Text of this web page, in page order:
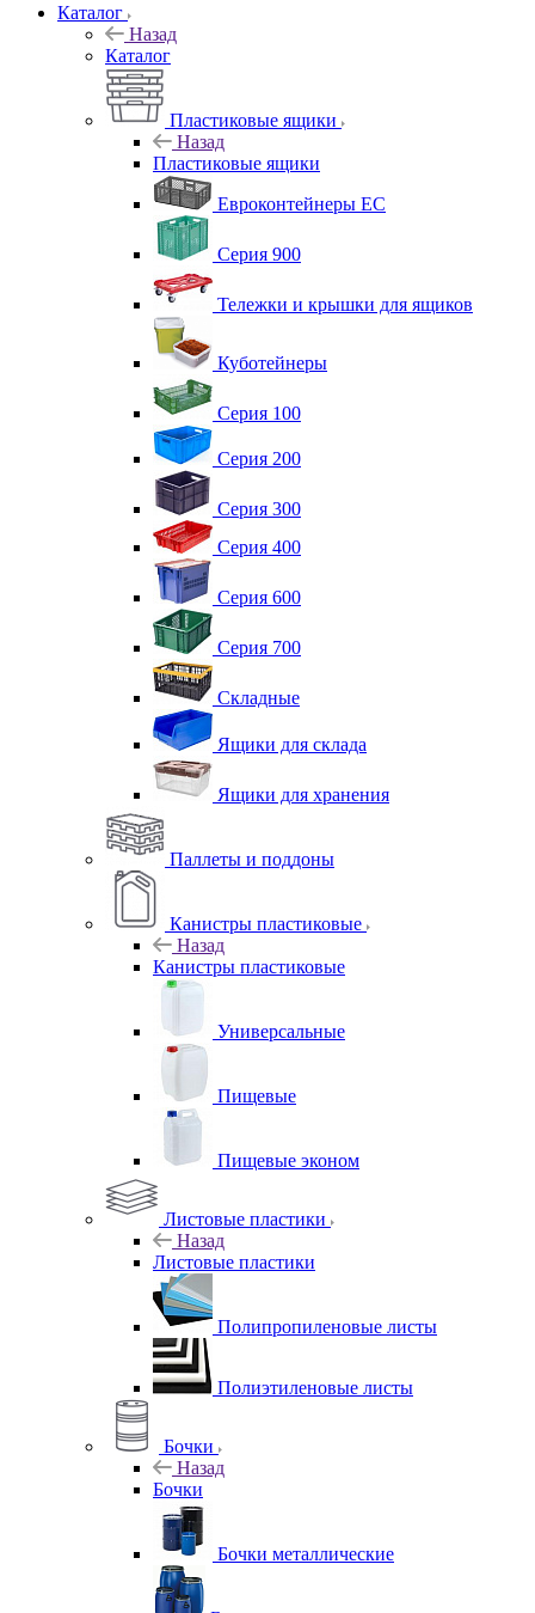
Каталог
Назад
Каталог
Пластиковые ящики
Назад
Пластиковые ящики
Евроконтейнеры ЕС
Серия 900
Тележки и крышки для ящиков
Куботейнеры
Серия 100
Серия 200
Серия 300
Серия 400
Серия 600
Серия 700
Складные
Ящики для склада
Ящики для хранения
Паллеты и поддоны
Канистры пластиковые
Назад
Канистры пластиковые
Универсальные
Пищевые
Пищевые эконом
Листовые пластики
Назад
Листовые пластики
Полипропиленовые листы
Полиэтиленовые листы
Бочки
Назад
Бочки
Бочки металлические